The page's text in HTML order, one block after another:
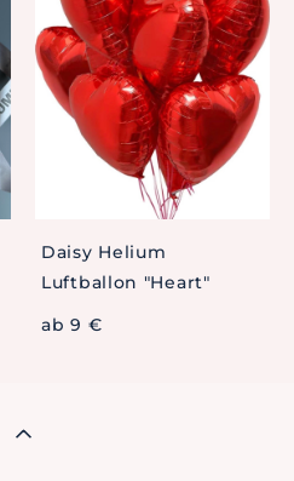
Daisy Helium
Luftballon "Heart"
ab 9 €